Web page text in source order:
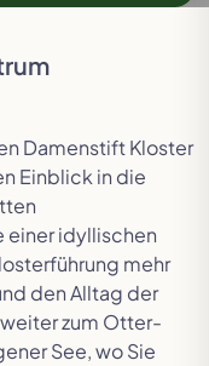
Damenstift Kloster
Einblick in die
einer idyllischen
mehr
den Alltag der
zum Otter-
See, wo Sie